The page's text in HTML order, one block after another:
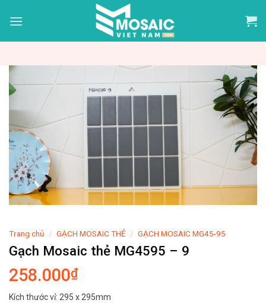
Trang chủ / GẠCH MOSAIC THẺ / GẠCH MOSAIC MG45-95
Gạch Mosaic thẻ MG4595 – 9
258.000₫
Kích thước vỉ: 295 x 295mm